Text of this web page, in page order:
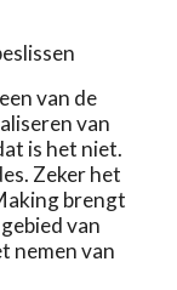
van de
van
is het niet.
Zeker het
brengt
van
nemen van